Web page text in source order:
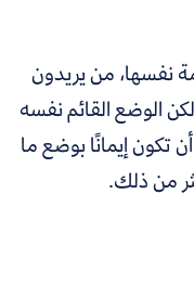
نفسها، من يريدون
الوضع القائم نفسه
تكون إيمانًا بوضع ما
من ذلك.